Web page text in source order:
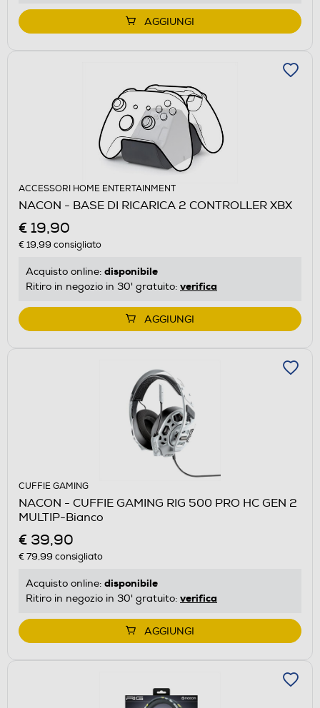
AGGIUNGI
ACCESSORI HOME ENTERTAINMENT
NACON - BASE DI RICARICA 2 CONTROLLER XBX
€ 19,90
€ 19,99 consigliato
Acquisto online: disponibile
Ritiro in negozio in 30' gratuito: verifica
AGGIUNGI
CUFFIE GAMING
NACON - CUFFIE GAMING RIG 500 PRO HC GEN 2
MULTIP-Bianco
€ 39,90
€ 79,99 consigliato
Acquisto online: disponibile
Ritiro in negozio in 30' gratuito: verifica
AGGIUNGI